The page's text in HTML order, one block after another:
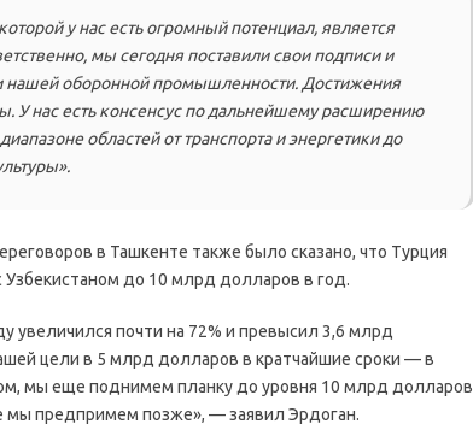
у нас есть огромный потенциал, является
мы сегодня поставили свои подписи и
нашей оборонной промышленности. Достижения
У нас есть консенсус по дальнейшему расширению
областей от транспорта и энергетики до
в Ташкенте также было сказано, что Турция
Узбекистаном до 10 млрд долларов в год.
увеличился почти на 72% и превысил 3,6 млрд
цели в 5 млрд долларов в кратчайшие сроки — в
мы еще поднимем планку до уровня 10 млрд долларов
предпримем позже», — заявил Эрдоган.